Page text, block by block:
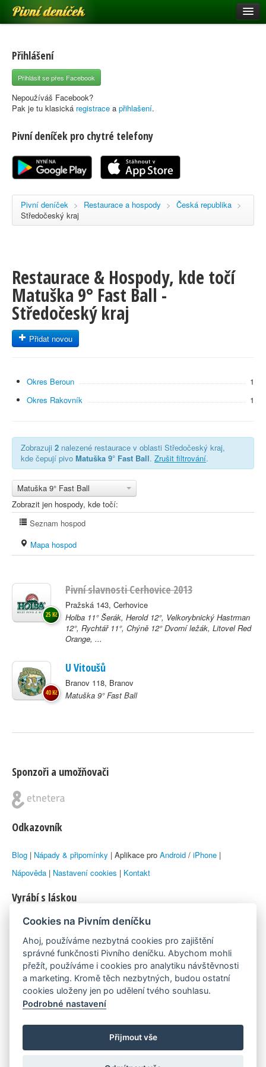
Pivní deníček
Pivní mapa
Pivní značky
Nápověda
Registrace
Přihlášení
Přihlásit se přes Facebook
Nepoužíváš Facebook?
Pak je tu klasická registrace a přihlašení.
Pivní deníček pro chytré telefony
Pivní deníček > Restaurace a hospody > Česká republika >
Středočeský kraj
Restaurace & Hospody, kde točí
Matuška 9° Fast Ball -
Středočeský kraj
Přidat novou
Okres Beroun
1
Okres Rakovník
1
Zobrazuji 2 nalezené restaurace v oblasti Středočeský kraj,
kde čepují pivo Matuška 9° Fast Ball. Zrušit filtrování.
Matuška 9° Fast Ball
Zobrazit jen hospody, kde točí:
Seznam hospod
Mapa hospod
Pivní slavnosti Cerhovice 2013
Pražská 143, Cerhovice
Holba 11° Šerák, Herold 12°, Velkorybnický Hastrman
12°, Rychtář 11°, Chýně 12° Dvorní ležák, Litovel Red
Orange, ...
25 Kč
U Vitoušů
Branov 118, Branov
Matuška 9° Fast Ball
40 Kč
Sponzoři a umožňovači
Odkazovník
Blog | Nápady & připomínky | Aplikace pro Android / iPhone |
Nápověda | Nastavení cookies | Kontakt
Vyrábí s láskou
© 2010–2026 byLukáš Zemanaka Emka
Máme rádi
Pivní.info
Poznámka pod čarou
Pivní deníček je nezávislý zdroj, který není spjat s žádným
konkrétním pivovarem ani restaurací. Názory uživatelů nemusí nutně
Cookies na Pivním deníčku
Ahoj, používáme nezbytná cookies pro zajištění
správné funkčnosti Pivního deníčku. Abychom mohli
přežít, používáme i cookies pro analytiku návštěvnosti
a marketing. Kromě těch nezbytných, budou ostatní
cookies uloženy jen po udělení tvého souhlasu.
Podrobné nastavení
Přijmout vše